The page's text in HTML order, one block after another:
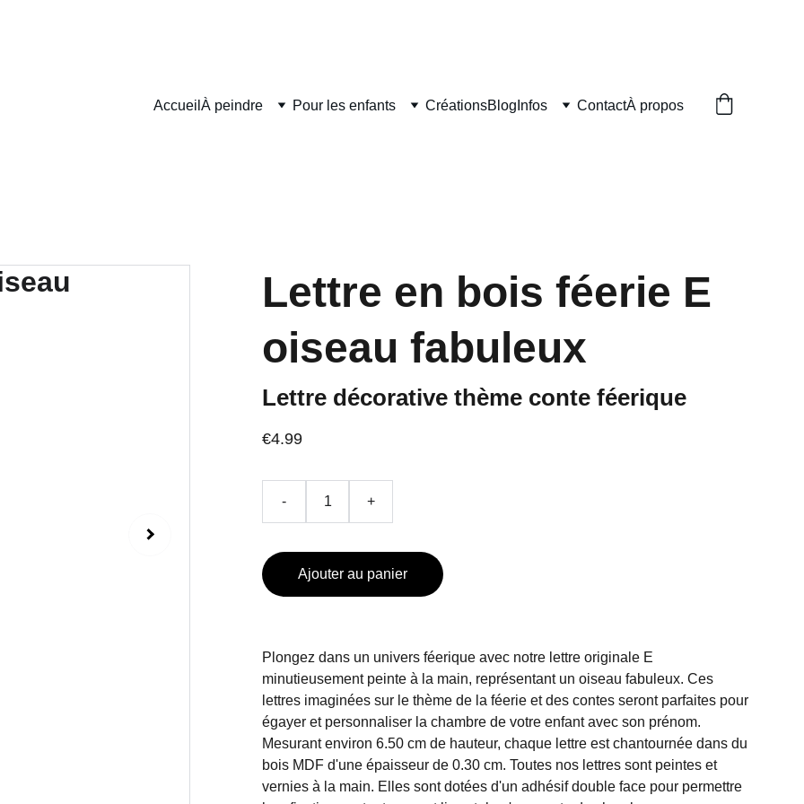
Accueil À peindre Pour les enfants CréationsBlog Infos ContactÀ propos
Lettre en bois féerie E
oiseau fabuleux
Lettre décorative thème conte féerique
€4.99
- +
Ajouter au panier
Plongez dans un univers féerique avec notre lettre originale E
minutieusement peinte à la main, représentant un oiseau fabuleux. Ces
lettres imaginées sur le thème de la féerie et des contes seront parfaites pour
égayer et personnaliser la chambre de votre enfant avec son prénom.
Mesurant environ 6.50 cm de hauteur, chaque lettre est chantournée dans du
bois MDF d'une épaisseur de 0.30 cm. Toutes nos lettres sont peintes et
vernies à la main. Elles sont dotées d'un adhésif double face pour permettre